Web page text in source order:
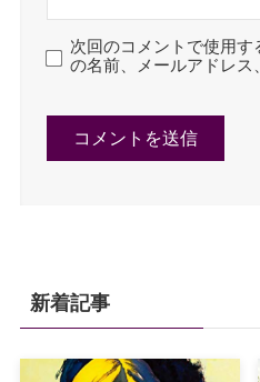
次回のコメントで使用
の名前、メールアドレス
新着記事